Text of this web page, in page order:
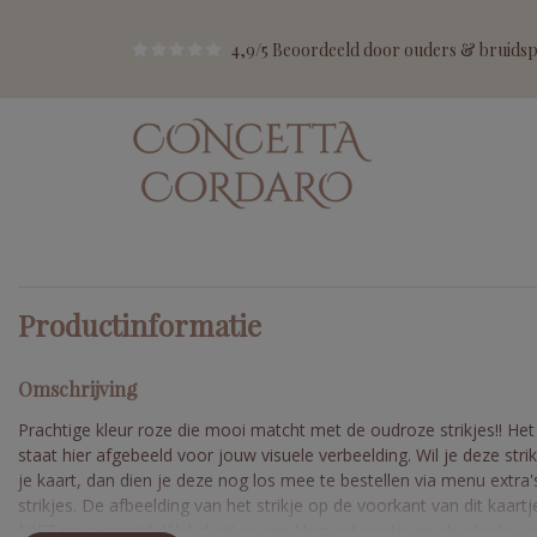
4,9/5 Beoordeeld door ouders &
Productinformatie
Omschrijving
Prachtige kleur roze die mooi matcht met de oudroze strikjes!!
staat hier afgebeeld voor jouw visuele verbeelding. Wil je deze
je kaart, dan dien je deze nog los mee te bestellen via menu
strikjes. De afbeelding van het strikje op de voorkant van dit
NIET mee geprint. Wel staat er een klein wit puntje op de plaats